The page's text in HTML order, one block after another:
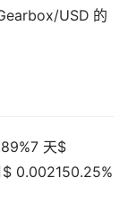
USD 的
天$
0.002150.25%